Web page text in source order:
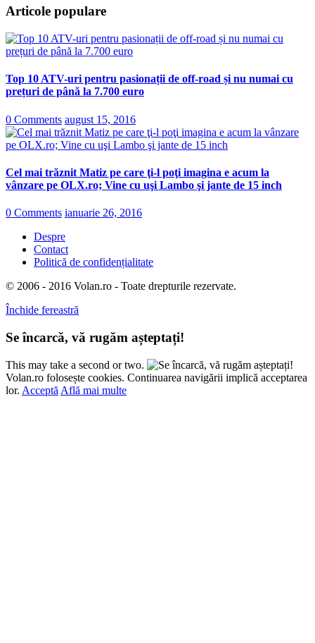
Articole populare
Top 10 ATV-uri pentru pasionații de off-road și nu numai cu
prețuri de până la 7.700 euro
0 Comments august 15, 2016
Cel mai trăznit Matiz pe care ţi-l poţi imagina e acum la
vânzare pe OLX.ro; Vine cu uşi Lambo şi jante de 15 inch
0 Comments ianuarie 26, 2016
Despre
Contact
Politică de confidențialitate
© 2006 - 2016 Volan.ro - Toate drepturile rezervate.
Închide fereastră
Se încarcă, vă rugăm așteptați!
This may take a second or two.
Volan.ro folosește cookies. Continuarea navigării implică acceptarea
lor. Acceptă Află mai multe